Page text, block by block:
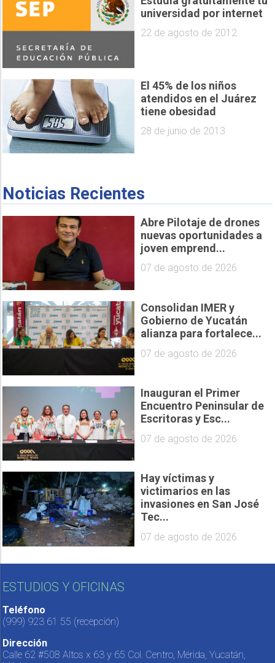
universidad por internet
22 de agosto de 2012
El 45% de los niños
atendidos en el Juárez
tiene obesidad
28 de junio de 2013
Noticias Recientes
Abre Pilotaje de drones
nuevas oportunidades a
joven emprend...
07 de agosto de 2026
Consolidan IMER y
Gobierno de Yucatán
alianza para fortalece...
07 de agosto de 2026
Inauguran el Primer
Encuentro Peninsular de
Escritoras y Esc...
07 de agosto de 2026
Hay víctimas y
victimarios en las
invasiones en San José
Tec...
07 de agosto de 2026
ESTUDIOS Y OFICINAS
Teléfono
(999) 923 61 55 (recepción)
Dirección
Calle 62 #508 Altos x 63 y 65 Col. Centro, Mérida, Yucatán,